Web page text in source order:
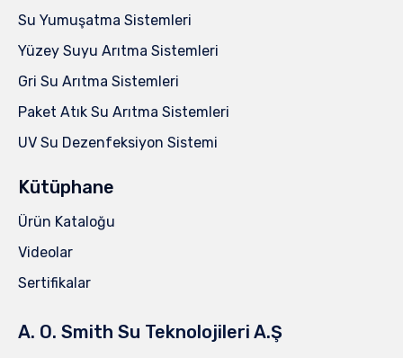
Su Yumuşatma Sistemleri
Yüzey Suyu Arıtma Sistemleri
Gri Su Arıtma Sistemleri
Paket Atık Su Arıtma Sistemleri
UV Su Dezenfeksiyon Sistemi
Kütüphane
Ürün Kataloğu
Videolar
Sertifikalar
A. O. Smith Su Teknolojileri A.Ş